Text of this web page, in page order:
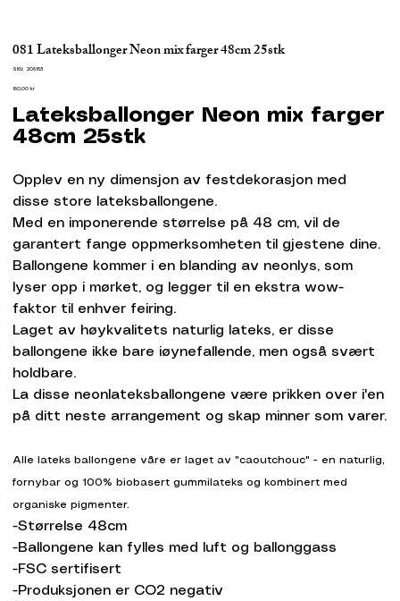
081 Lateksballonger Neon mix farger 48cm 25stk
SKU:
SKU
208153
Pris
180,00 kr
Lateksballonger Neon mix farger
48cm 25stk
Opplev en ny dimensjon av festdekorasjon med
disse store lateksballongene.
Med en imponerende størrelse på 48 cm, vil de
garantert fange oppmerksomheten til gjestene dine.
Ballongene kommer i en blanding av neonlys, som
lyser opp i mørket, og legger til en ekstra wow-
faktor til enhver feiring.
Laget av høykvalitets naturlig lateks, er disse
ballongene ikke bare iøynefallende, men også svært
holdbare.
La disse neonlateksballongene være prikken over i'en
på ditt neste arrangement og skap minner som varer.
Alle lateks ballongene våre er laget av "caoutchouc" - en naturlig,
fornybar og 100% biobasert gummilateks og kombinert med
organiske pigmenter.
-Størrelse 48cm
-Ballongene kan fylles med luft og ballonggass
-FSC sertifisert
-Produksjonen er CO2 negativ